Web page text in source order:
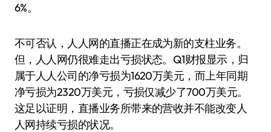
6%。
不可否认，人人网的直播正在成为新的支柱业务。
但，人人网仍很难走出亏损状态。Q1财报显示，归
属于人人公司的净亏损为1620万美元，而上年同期
净亏损为2320万美元，亏损仅减少了700万美元。
这足以证明，直播业务所带来的营收并不能改变人
人网持续亏损的状况。